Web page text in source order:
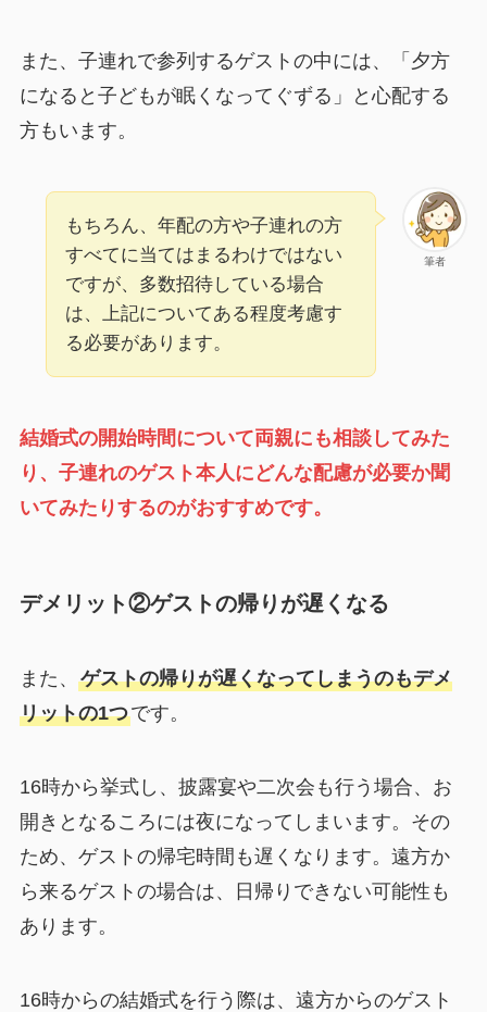
また、子連れで参列するゲストの中には、「夕方
になると子どもが眠くなってぐずる」と心配する
方もいます。
筆者
もちろん、年配の方や子連れの方
すべてに当てはまるわけではない
ですが、多数招待している場合
は、上記についてある程度考慮す
る必要があります。
結婚式の開始時間について両親にも相談してみた
り、子連れのゲスト本人にどんな配慮が必要か聞
いてみたりするのがおすすめです。
デメリット②ゲストの帰りが遅くなる
また、 ゲストの帰りが遅くなってしまうのもデメ
リットの1つです。
16時から挙式し、披露宴や二次会も行う場合、お
開きとなるころには夜になってしまいます。その
ため、ゲストの帰宅時間も遅くなります。遠方か
ら来るゲストの場合は、日帰りできない可能性も
あります。
16時からの結婚式を行う際は、遠方からのゲスト